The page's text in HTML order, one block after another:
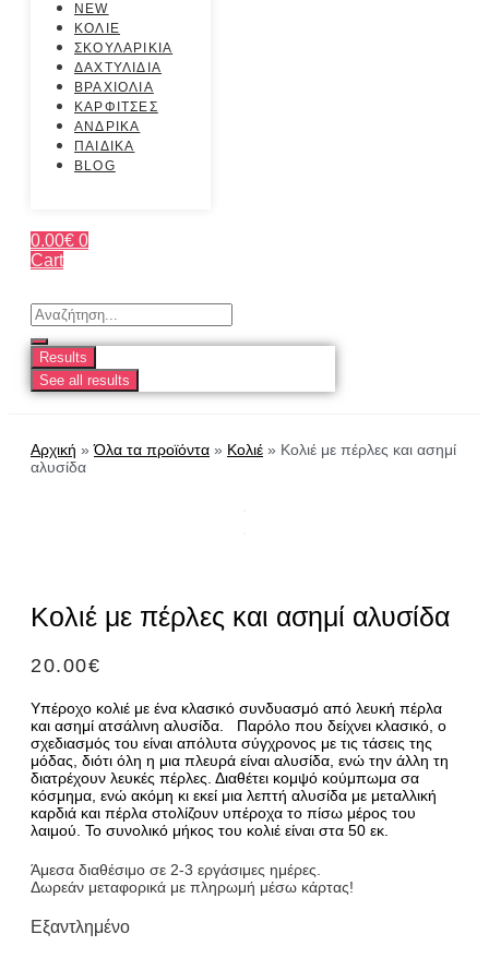
NEW
ΚΟΛΙΕ
ΣΚΟΥΛΑΡΙΚΙΑ
ΔΑΧΤΥΛΙΔΙΑ
ΒΡΑΧΙΟΛΙΑ
ΚΑΡΦΙΤΣΕΣ
ΑΝΔΡΙΚΑ
ΠΑΙΔΙΚΑ
BLOG
0.00€ 0
Cart
Search
...
Results
See all results
Αρχική »Όλα τα προϊόντα » Κολιέ » Κολιέ με πέρλες και ασημί
αλυσίδα
Κολιέ με πέρλες και ασημί αλυσίδα
20.00€
Υπέροχο κολιέ με ένα κλασικό συνδυασμό από λευκή πέρλα
και ασημί ατσάλινη αλυσίδα. Παρόλο που δείχνει κλασικό, ο
σχεδιασμός του είναι απόλυτα σύγχρονος με τις τάσεις της
μόδας, διότι όλη η μια πλευρά είναι αλυσίδα, ενώ την άλλη τη
διατρέχουν λευκές πέρλες. Διαθέτει κομψό κούμπωμα σα
κόσμημα, ενώ ακόμη κι εκεί μια λεπτή αλυσίδα με μεταλλική
καρδιά και πέρλα στολίζουν υπέροχα το πίσω μέρος του
λαιμού. Το συνολικό μήκος του κολιέ είναι στα 50 εκ.
Άμεσα διαθέσιμο σε 2-3 εργάσιμες ημέρες.
Δωρεάν μεταφορικά με πληρωμή μέσω κάρτας!
Εξαντλημένο